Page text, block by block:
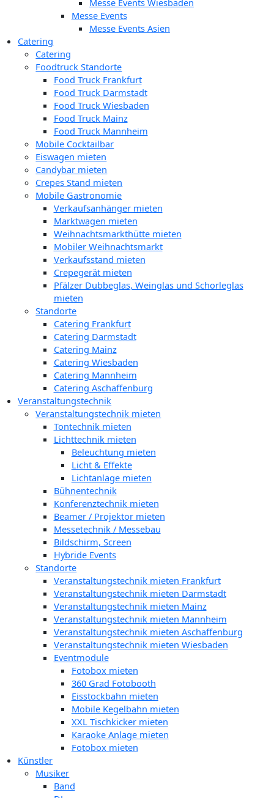
Messe Events
Messe Events Asien
Catering
Catering
Foodtruck Standorte
Food Truck Frankfurt
Food Truck Darmstadt
Food Truck Wiesbaden
Food Truck Mainz
Food Truck Mannheim
Mobile Cocktailbar
Eiswagen mieten
Candybar mieten
Crepes Stand mieten
Mobile Gastronomie
Verkaufsanhänger mieten
Marktwagen mieten
Weihnachtsmarkthütte mieten
Mobiler Weihnachtsmarkt
Verkaufsstand mieten
Crepegerät mieten
Pfälzer Dubbeglas, Weinglas und Schorleglas
mieten
Standorte
Catering Frankfurt
Catering Darmstadt
Catering Mainz
Catering Wiesbaden
Catering Mannheim
Catering Aschaffenburg
Veranstaltungstechnik
Veranstaltungstechnik mieten
Tontechnik mieten
Lichttechnik mieten
Beleuchtung mieten
Licht & Effekte
Lichtanlage mieten
Bühnentechnik
Konferenztechnik mieten
Beamer / Projektor mieten
Messetechnik / Messebau
Bildschirm, Screen
Hybride Events
Standorte
Veranstaltungstechnik mieten Frankfurt
Veranstaltungstechnik mieten Darmstadt
Veranstaltungstechnik mieten Mainz
Veranstaltungstechnik mieten Mannheim
Veranstaltungstechnik mieten Aschaffenburg
Veranstaltungstechnik mieten Wiesbaden
Eventmodule
Fotobox mieten
360 Grad Fotobooth
Eisstockbahn mieten
Mobile Kegelbahn mieten
XXL Tischkicker mieten
Karaoke Anlage mieten
Fotobox mieten
Künstler
Musiker
Band